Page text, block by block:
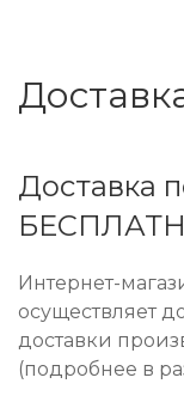
Доставка
Интернет-
осуществляет
доставки
(подробнее в